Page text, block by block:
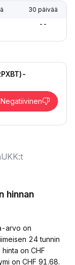
30 päivää
--
Negatiivinen
UKK:t
hinnan
arvo on
24 tunnin
on CHF
on CHF 91.68.